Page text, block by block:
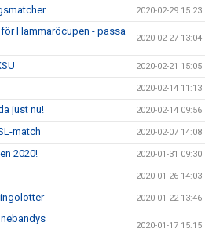
2020-02-29 15:23
Hammaröcupen - passa
2020-02-27 13:04
2020-02-21 15:05
2020-02-14 11:13
just nu! 2020-02-14 09:56
match 2020-02-07 14:08
2020! 2020-01-31 09:30
2020-01-26 14:03
2020-01-22 13:46
2020-01-17 15:15